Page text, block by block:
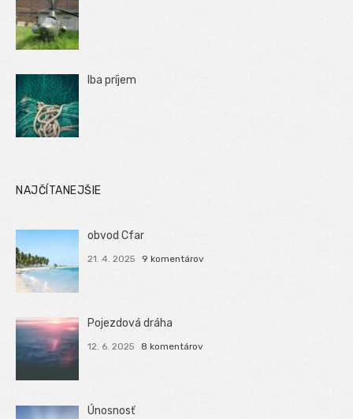
Iba príjem
NAJČÍTANEJŠIE
obvod Cfar
21. 4. 2025 9 komentárov
Pojezdová dráha
12. 6. 2025 8 komentárov
Únosnosť